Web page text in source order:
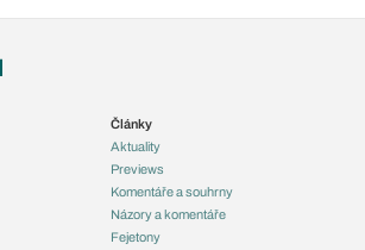
Články
Aktuality
Previews
Komentáře a souhrny
Názory a komentáře
Fejetony